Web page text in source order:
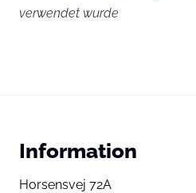
verwendet wurde
Information
Horsensvej 72A